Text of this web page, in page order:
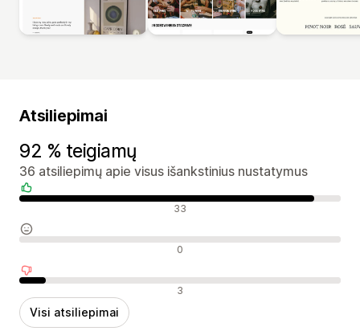
Atsiliepimai
92 % teigiamų
36 atsiliepimų apie visus išankstinius nustatymus
Teigiami atsiliepimai 33
Neutralūs atsiliepimai 0
Neigiami atsiliepimai 3
Visi atsiliepimai